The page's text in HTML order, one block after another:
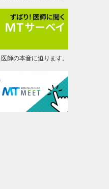
師の本音に迫ります。